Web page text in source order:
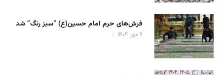
فرش‌های حرم امام حسین(ع) “سبز رنگ” شد
۹ مهر ۱۴۰۴